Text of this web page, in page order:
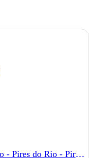
Terminal Rodoviário - Pires do Rio - Pires do Rio - GO